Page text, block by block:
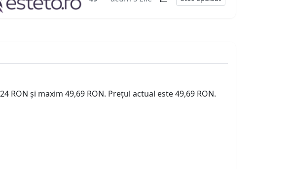
și maxim 49,69 RON. Prețul actual este 49,69 RON.